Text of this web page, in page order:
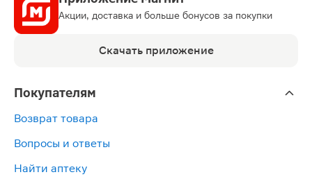
Акции, доставка и больше бонусов за покупки
Скачать приложение
Покупателям
Возврат товара
Вопросы и ответы
Найти аптеку